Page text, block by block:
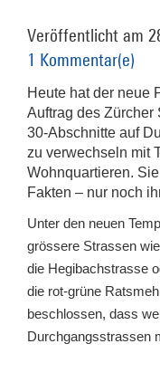
Veröffentlicht am
1 Kommentar(e)
Heute hat der neue
Auftrag des Zürcher
30-Abschnitte auf
zu verwechseln mit
Wohnquartieren.
Fakten – nur noch
Unter den neuen
grössere Strassen
die Hegibachstrasse
die rot-grüne
beschlossen, dass
Durchgangsstrassen